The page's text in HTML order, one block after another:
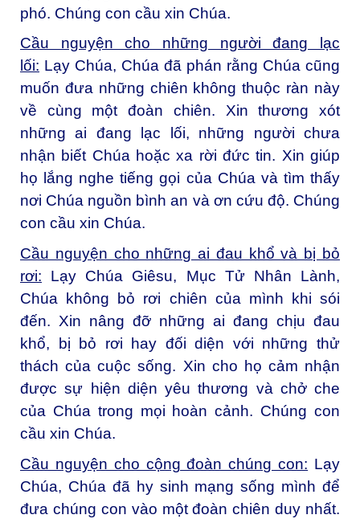
phó. Chúng con cầu xin Chúa.
Cầu nguyện cho những người đang lạc
lối: Lạy Chúa, Chúa đã phán rằng Chúa cũng
muốn đưa những chiên không thuộc ràn này
về cùng một đoàn chiên. Xin thương xót
những ai đang lạc lối, những người chưa
nhận biết Chúa hoặc xa rời đức tin. Xin giúp
họ lắng nghe tiếng gọi của Chúa và tìm thấy
nơi Chúa nguồn bình an và ơn cứu độ. Chúng
con cầu xin Chúa.
Cầu nguyện cho những ai đau khổ và bị bỏ
rơi:
Lạy Chúa Giêsu, Mục Tử Nhân Lành,
Chúa không bỏ rơi chiên của mình khi sói
đến. Xin nâng đỡ những ai đang chịu đau
khổ, bị bỏ rơi hay đối diện với những thử
thách của cuộc sống. Xin cho họ cảm nhận
được sự hiện diện yêu thương và chở che
của Chúa trong mọi hoàn cảnh. Chúng con
cầu xin Chúa.
Cầu nguyện cho cộng đoàn chúng con: Lạy
Chúa, Chúa đã hy sinh mạng sống mình để
đưa chúng con vào một đoàn chiên duy nhất.